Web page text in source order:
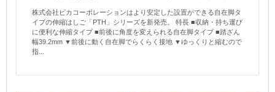
株式会社ピカコーポレーションはより安定した設置ができる自在脚タ
イプの伸縮はしご「PTH」シリーズを新発売。 特長 ■収納・持ち運び
に便利な伸縮タイプ ■前後に角度を変えられる自在脚タイプ ■踏ざん
幅39.2mm ▼前後に動く自在脚でらくらく接地 ▼ゆっくりと縮むので
指...